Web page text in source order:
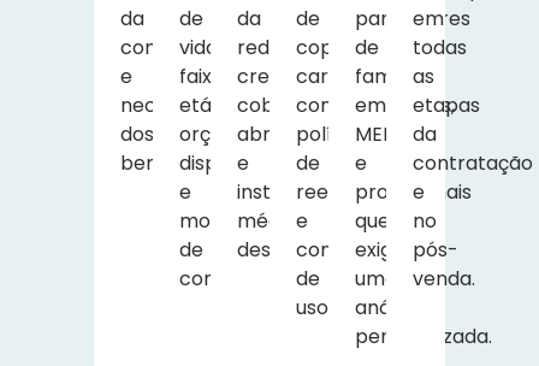
da
contratação
e
necessidades
dos
beneficiários.
de
vidas,
faixa
etária,
orçamento
disponível
e
modalidade
de
contratação.
da
rede
credenciada,
cobertura,
abrangência
e
instituições
médicas
desejadas.
de
coparticipação,
carências
contratuais,
política
de
reembolso
e
condições
de
uso.
particulares
de
famílias,
empresas,
MEIs
e
profissionais
que
exigem
uma
análise
personalizada.
em
todas
as
etapas
da
contratação
e
no
pós-
venda.